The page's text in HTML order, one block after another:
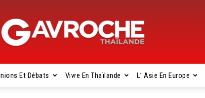
Gavroche
Et Débats Vivre En Thaïlande L’ Asie En Europe